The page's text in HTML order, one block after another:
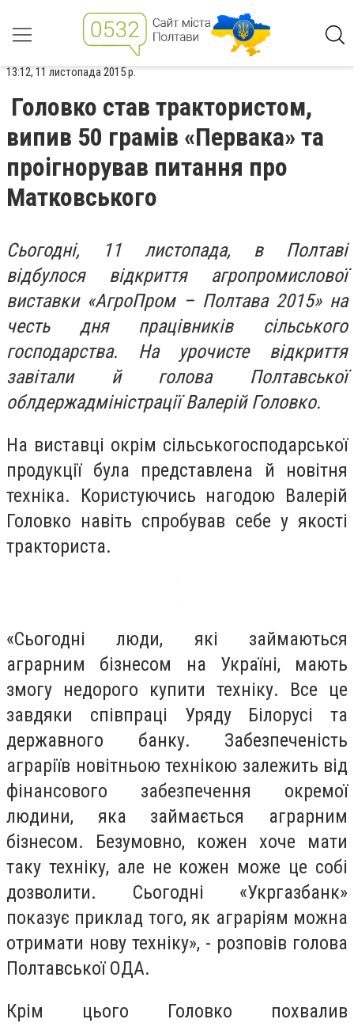
13:12, 11 листопада 2015 р.
Головко став трактористом,
випив 50 грамів «Первака» та
проігнорував питання про
Матковського
Сьогодні, 11 листопада, в Полтаві
відбулося відкриття агропромислової
виставки «АгроПром – Полтава 2015» на
честь дня працівників сільського
господарства. На урочисте відкриття
завітали й голова Полтавської
облдержадміністрації Валерій Головко.
На виставці окрім сільськогосподарської
продукції була представлена й новітня
техніка. Користуючись нагодою Валерій
Головко навіть спробував себе у якості
тракториста.
«Сьогодні люди, які займаються
аграрним бізнесом на Україні, мають
змогу недорого купити техніку. Все це
завдяки співпраці Уряду Білорусі та
державного банку. Забезпеченість
аграріїв новітньою технікою залежить від
фінансового забезпечення окремої
людини, яка займається аграрним
бізнесом. Безумовно, кожен хоче мати
таку техніку, але не кожен може це собі
дозволити. Сьогодні «Укргазбанк»
показує приклад того, як аграріям можна
отримати нову техніку», - розповів голова
Полтавської ОДА.
Крім цього Головко похвалив